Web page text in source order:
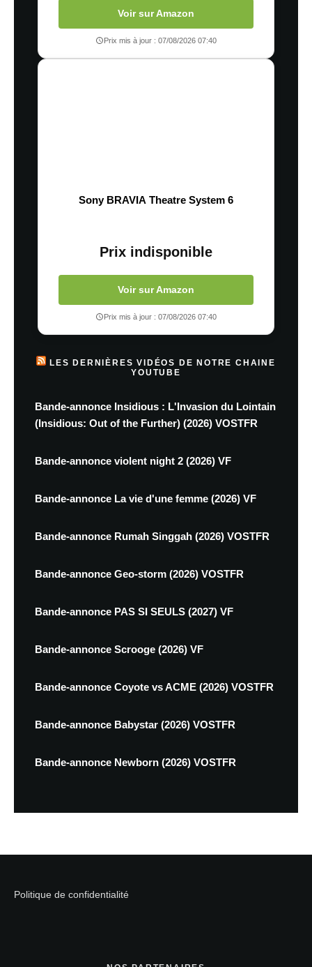
Voir sur Amazon
Prix mis à jour : 07/08/2026 07:40
Sony BRAVIA Theatre System 6
Prix indisponible
Voir sur Amazon
Prix mis à jour : 07/08/2026 07:40
LES DERNIÈRES VIDÉOS DE NOTRE CHAINE
YOUTUBE
Bande-annonce Insidious : L'Invasion du Lointain
(Insidious: Out of the Further) (2026) VOSTFR
Bande-annonce violent night 2 (2026) VF
Bande-annonce La vie d'une femme (2026) VF
Bande-annonce Rumah Singgah (2026) VOSTFR
Bande-annonce Geo-storm (2026) VOSTFR
Bande-annonce PAS SI SEULS (2027) VF
Bande-annonce Scrooge (2026) VF
Bande-annonce Coyote vs ACME (2026) VOSTFR
Bande-annonce Babystar (2026) VOSTFR
Bande-annonce Newborn (2026) VOSTFR
Politique de confidentialité